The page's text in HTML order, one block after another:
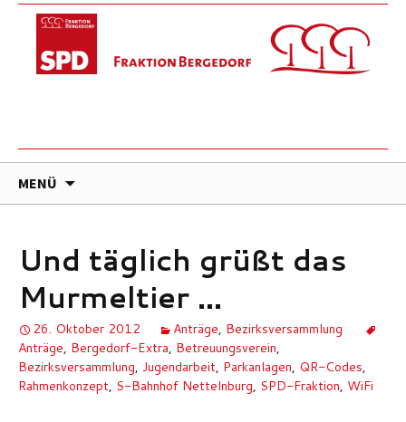
MENÜ
Und täglich grüßt das
Murmeltier …
26. Oktober 2012 Anträge, Bezirksversammlung
Anträge, Bergedorf-Extra, Betreuungsverein,
Bezirksversammlung, Jugendarbeit, Parkanlagen, QR-Codes,
Rahmenkonzept, S-Bahnhof Nettelnburg, SPD-Fraktion, WiFi